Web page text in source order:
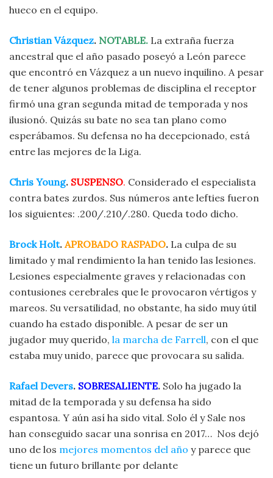
hueco en el equipo.
Christian Vázquez. NOTABLE. La extraña fuerza
ancestral que el año pasado poseyó a León parece
que encontró en Vázquez a un nuevo inquilino. A pesar
de tener algunos problemas de disciplina el receptor
firmó una gran segunda mitad de temporada y nos
ilusionó. Quizás su bate no sea tan plano como
esperábamos. Su defensa no ha decepcionado, está
entre las mejores de la Liga.
Chris Young. SUSPENSO. Considerado el especialista
contra bates zurdos. Sus números ante lefties fueron
los siguientes: .200/.210/.280. Queda todo dicho.
Brock Holt.APROBADO RASPADO. La culpa de su
limitado y mal rendimiento la han tenido las lesiones.
Lesiones especialmente graves y relacionadas con
contusiones cerebrales que le provocaron vértigos y
mareos. Su versatilidad, no obstante, ha sido muy útil
cuando ha estado disponible. A pesar de ser un
jugador muy querido, la marcha de Farrell, con el que
estaba muy unido, parece que provocara su salida.
Rafael Devers. SOBRESALIENTE. Solo ha jugado la
mitad de la temporada y su defensa ha sido
espantosa. Y aún así ha sido vital. Solo él y Sale nos
han conseguido sacar una sonrisa en 2017… Nos dejó
uno de los mejores momentos del año y parece que
tiene un futuro brillante por delante